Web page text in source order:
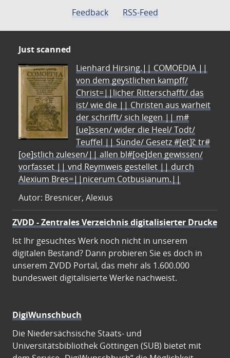
Feedback
RSS-Feed
Just scanned
Lienhard Hirsing.|| COMOEDIA ||
von dem geystlichen kampff/
Christ=||licher Ritterschafft/ das
ist/ wie die || Christen aus warheit
der schrifft/ sich legen || m#
[ue]ssen/ wider die Heel/ Todt/
Teuffel || Sünde/ Gesetz #[et]c̃ tr#
[oe]stlich zulesen/|| allen bl#[oe]den gewissen/
vorfasset || vnd Reymweis gestellet || durch
Alexium Bres=||nicerum Cotbusianum.||
Autor: Bresnicer, Alexius
ZVDD - Zentrales Verzeichnis digitalisierter Drucke
Ist Ihr gesuchtes Werk noch nicht in unserem
digitalen Bestand? Dann probieren Sie es doch in
unserem ZVDD Portal, das mehr als 1.600.000
bundesweit digitalisierte Werke nachweist.
DigiWunschbuch
Die Niedersächsische Staats- und
Universitätsbibliothek Göttingen (SUB) bietet mit